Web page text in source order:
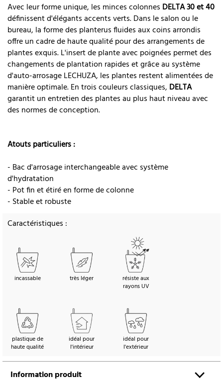
Avec leur forme unique, les minces colonnes DELTA 30 et 40
définissent d'élégants accents verts. Dans le salon ou le
bureau, la forme des planterus fluides aux coins arrondis
offre un cadre de haute qualité pour des arrangements de
plantes exquis. L'insert de plante avec poignées permet des
changements de plantation rapides et grâce au système
d'auto-arrosage LECHUZA, les plantes restent alimentées de
manière optimale. En trois couleurs classiques, DELTA
garantit un entretien des plantes au plus haut niveau avec
des normes de conception.
Atouts particuliers :
- Bac d'arrosage interchangeable avec système
d'hydratation
- Pot fin et étiré en forme de colonne
- Stable et robuste
Caractéristiques :
incassable très léger
résiste aux
rayons UV
plastique de
haute qualité
idéal pour
l'intérieur
idéal pour
l'extérieur
Information produit